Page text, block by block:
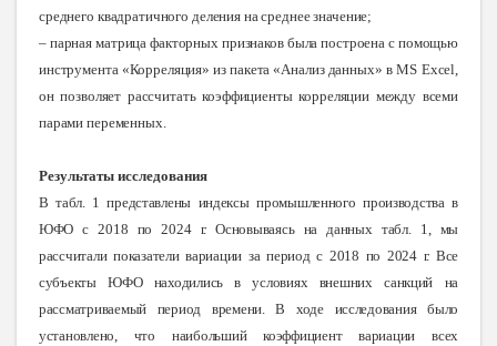
среднего квадратичного деления на среднее значение;
– парная матрица факторных признаков была построена с помощью
инструмента «Корреляция» из пакета «Анализ данных» в MS Excel,
он позволяет рассчитать коэффициенты корреляции между всеми
парами переменных.
Результаты исследования
В табл. 1 представлены индексы промышленного производства в
ЮФО с 2018 по 2024 г. Основываясь на данных табл. 1, мы
рассчитали показатели вариации за период с 2018 по 2024 г. Все
субъекты ЮФО находились в условиях внешних санкций на
рассматриваемый период времени. В ходе исследования было
установлено, что наибольший коэффициент вариации всех